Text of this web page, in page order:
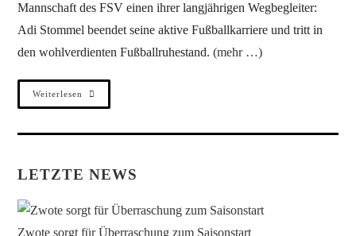
Mannschaft des FSV einen ihrer langjährigen Wegbegleiter:
Adi Stommel beendet seine aktive Fußballkarriere und tritt in
den wohlverdienten Fußballruhestand.(mehr …)
Weiterlesen
LETZTE NEWS
Zwote sorgt für Überraschung zum Saisonstart